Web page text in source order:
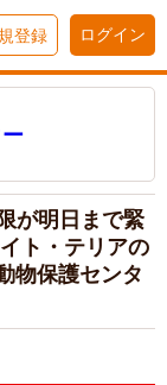
登録 ログイン
が明日まで緊
ト・テリアの
物保護センタ